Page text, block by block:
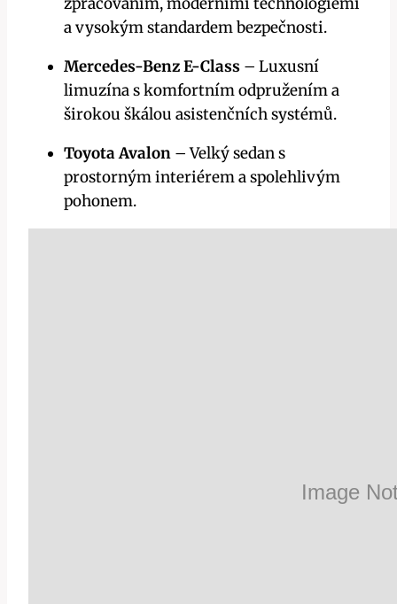
a vysokým standardem bezpečnosti.
Mercedes-Benz E-Class – Luxusní
limuzína s komfortním odpružením a
širokou škálou asistenčních systémů.
Toyota Avalon – Velký sedan s
prostorným interiérem a spolehlivým
pohonem.